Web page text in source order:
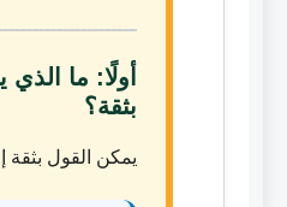
أولًا: ما
بثقة؟
يمكن القول بثقة